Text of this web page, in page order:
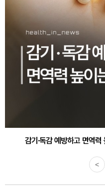
감기·독감 예방하고 면역
<